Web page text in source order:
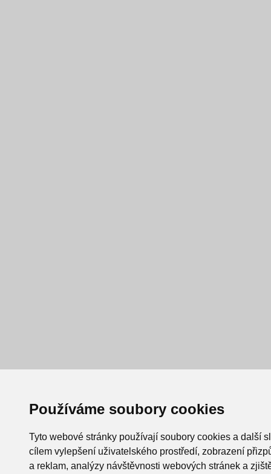
Používáme soubory cookies
Tyto webové stránky používají soubory cookies a další
cílem vylepšení uživatelského prostředí, zobrazení
a reklam, analýzy návštěvnosti webových stránek a